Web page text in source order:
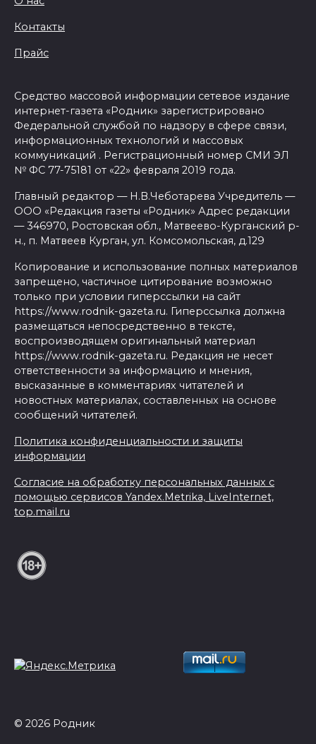
Контакты
Прайс
Средство массовой информации сетевое издание
интернет-газета «Родник» зарегистрировано
Федеральной службой по надзору в сфере связи,
информационных технологий и массовых
коммуникаций . Регистрационный номер СМИ ЭЛ
№ ФС 77-75181 от «22» февраля 2019 года.
Главный редактор — Н.В.Чеботарева Учредитель —
ООО «Редакция газеты «Родник» Адрес редакции
— 346970, Ростовская обл., Матвеево-Курганский р-
н., п. Матвеев Курган, ул. Комсомольская, д.129
Копирование и использование полных материалов
запрещено, частичное цитирование возможно
только при условии гиперссылки на сайт
https://www.rodnik-gazeta.ru. Гиперссылка должна
размещаться непосредственно в тексте,
воспроизводящем оригинальный материал
https://www.rodnik-gazeta.ru. Редакция не несет
ответственности за информацию и мнения,
высказанные в комментариях читателей и
новостных материалах, составленных на основе
сообщений читателей.
Политика конфиденциальности и защиты
информации
Согласие на обработку персональных данных с
помощью сервисов Yandex.Metrika, LiveInternet,
top.mail.ru
© 2026 Родник